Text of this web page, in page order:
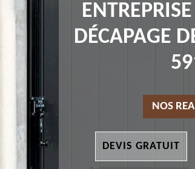
DÉCAPAGE
NOS
DEVIS GRATUIT